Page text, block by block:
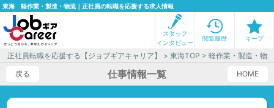
東海 軽作業・製造・物流｜正社員の転職を応援する求人情報
スタッフ
インタビュー
閲覧履歴 キープ
正社員転職を応援する【ジョブギアキャリア】 >東海TOP > 軽作業・製造・物
戻る
HOME
仕事情報一覧